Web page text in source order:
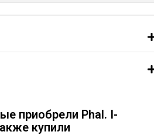
приобрели Phal. I-
купили